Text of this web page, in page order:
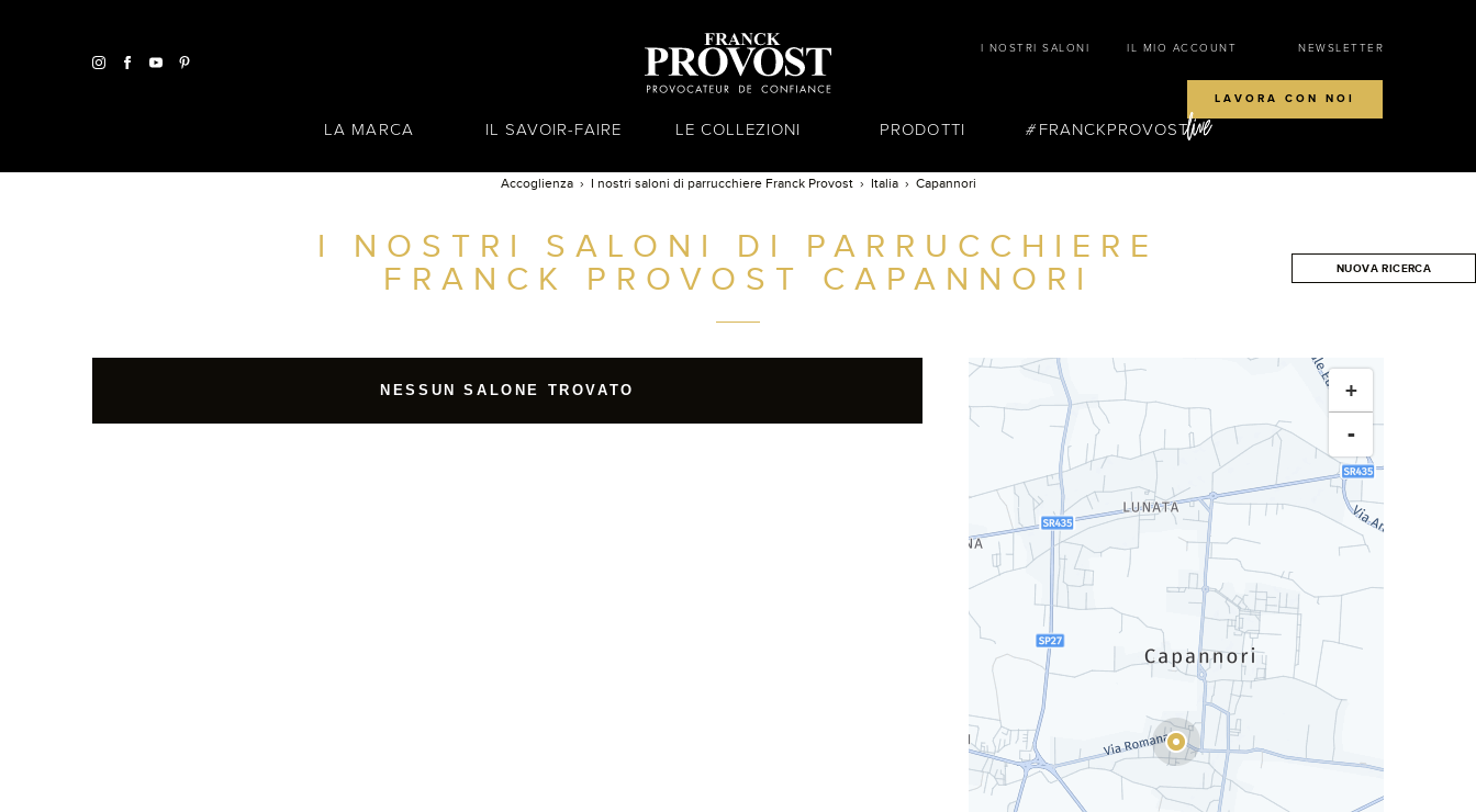
Accoglienza I nostri saloni di parrucchiere Franck Provost Italia Capannori
I NOSTRI SALONI DI PARRUCCHIERE
FRANCK PROVOST
CAPANNORI NUOVA RICERCA
+
-
NESSUN SALONE TROVATO
I NOSTRI SALONI IL MIO ACCOUNT NEWSLETTER
LAVORA CON NOI
LA MARCA IL SAVOIR-FAIRE LE COLLEZIONI PRODOTTI FRANCKPROVOST